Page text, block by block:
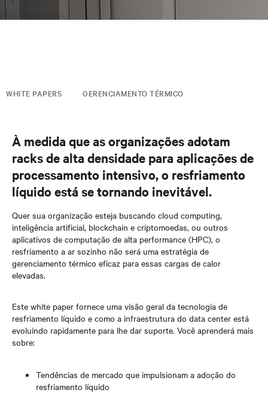
WHITE PAPERS GERENCIAMENTO TÉRMICO
À medida que as organizações adotam
racks de alta densidade para aplicações de
processamento intensivo, o resfriamento
líquido está se tornando inevitável.
Quer sua organização esteja buscando cloud computing,
inteligência artificial, blockchain e criptomoedas, ou outros
aplicativos de computação de alta performance (HPC), o
resfriamento a ar sozinho não será uma estratégia de
gerenciamento térmico eficaz para essas cargas de calor
elevadas.
Este white paper fornece uma visão geral da tecnologia de
resfriamento líquido e como a infraestrutura do data center está
evoluindo rapidamente para lhe dar suporte. Você aprenderá mais
sobre:
Tendências de mercado que impulsionam a adoção do
resfriamento líquido